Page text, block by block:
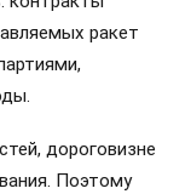
ракет
дороговизне
Поэтому